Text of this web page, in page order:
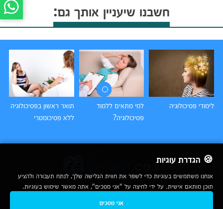
חשבנו שיעניין אותך גם:
לימודי פסיכולוגיה
למי מתאים ללמוד
פסיכולוגיה?
תואר ראשון בפסיכולוגיה
ללא פסיכומטרי
🍪 הגדרת עוגיות
אנחנו משתמשים בעוגיות כדי לשפר את חווית הגלישה שלך, לנתח תעבורה ולהציע
תוכן מותאם אישית. על ידי לחיצה על "אני מסכים", אתה מאשר שימוש בעוגיות.
אני מסכים